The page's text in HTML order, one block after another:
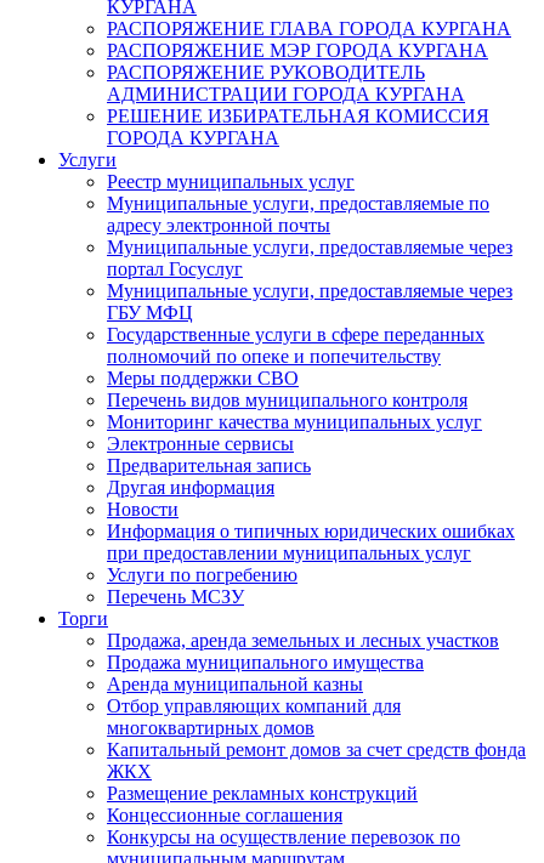
КУРГАНА
РАСПОРЯЖЕНИЕ ГЛАВА ГОРОДА КУРГАНА
РАСПОРЯЖЕНИЕ МЭР ГОРОДА КУРГАНА
РАСПОРЯЖЕНИЕ РУКОВОДИТЕЛЬ
АДМИНИСТРАЦИИ ГОРОДА КУРГАНА
РЕШЕНИЕ ИЗБИРАТЕЛЬНАЯ КОМИССИЯ
ГОРОДА КУРГАНА
Услуги
Реестр муниципальных услуг
Муниципальные услуги, предоставляемые по
адресу электронной почты
Муниципальные услуги, предоставляемые через
портал Госуслуг
Муниципальные услуги, предоставляемые через
ГБУ МФЦ
Государственные услуги в сфере переданных
полномочий по опеке и попечительству
Меры поддержки СВО
Перечень видов муниципального контроля
Мониторинг качества муниципальных услуг
Электронные сервисы
Предварительная запись
Другая информация
Новости
Информация о типичных юридических ошибках
при предоставлении муниципальных услуг
Услуги по погребению
Перечень МСЗУ
Торги
Продажа, аренда земельных и лесных участков
Продажа муниципального имущества
Аренда муниципальной казны
Отбор управляющих компаний для
многоквартирных домов
Капитальный ремонт домов за счет средств фонда
ЖКХ
Размещение рекламных конструкций
Концессионные соглашения
Конкурсы на осуществление перевозок по
муниципальным маршрутам